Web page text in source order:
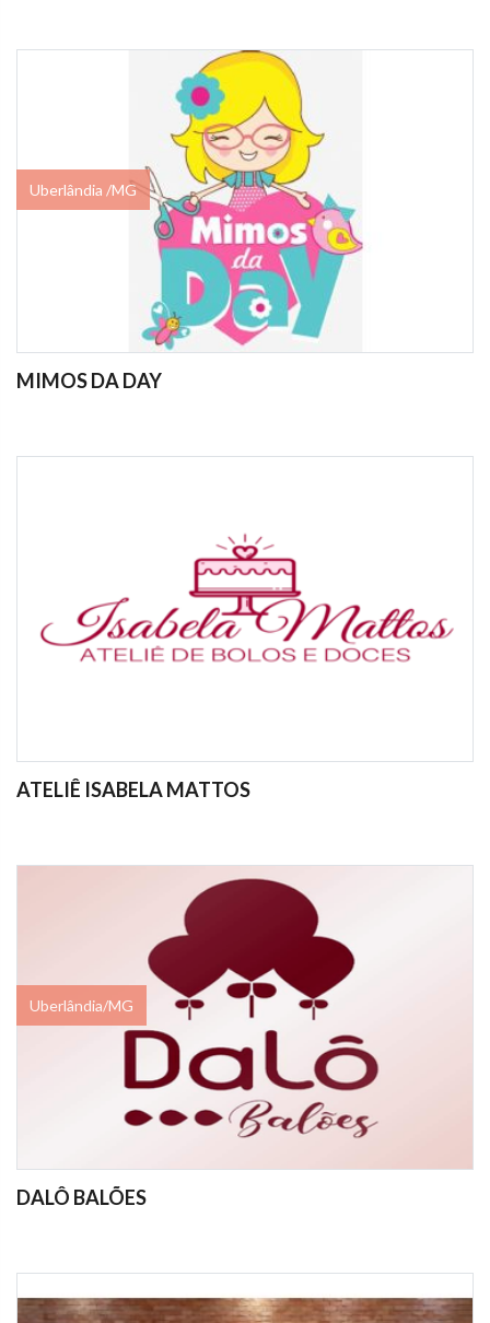
Uberlândia /MG
MIMOS DA DAY
ATELIÊ ISABELA MATTOS
Uberlândia/MG
DALÔ BALÕES